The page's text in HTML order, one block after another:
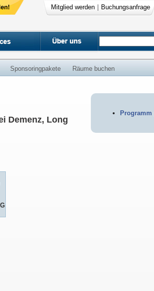
Mitglied werden Buchungsanfrage
Sponsoringpakete Räume buchen
Demenz, Long